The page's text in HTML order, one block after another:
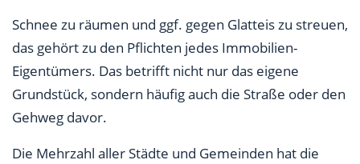
Schnee zu räumen und ggf. gegen Glatteis zu streuen,
das gehört zu den Pflichten jedes Immobilien-
Eigentümers. Das betrifft nicht nur das eigene
Grundstück, sondern häufig auch die Straße oder den
Gehweg davor.
Die Mehrzahl aller Städte und Gemeinden hat die